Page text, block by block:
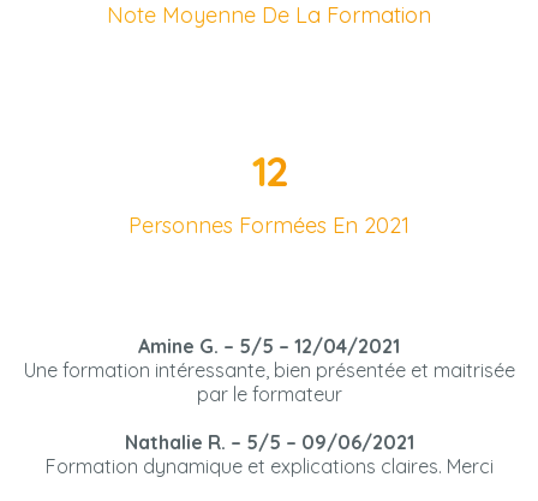
Note Moyenne De La Formation
12
Personnes Formées En 2021
Amine G. – 5/5 – 12/04/2021
Une formation intéressante, bien présentée et maitrisée
par le formateur
Nathalie R. – 5/5 – 09/06/2021
Formation dynamique et explications claires. Merci